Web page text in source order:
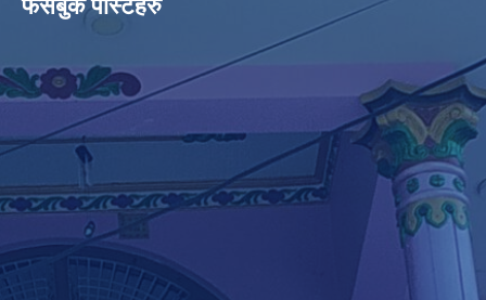
फेसबुक पोस्टहरु